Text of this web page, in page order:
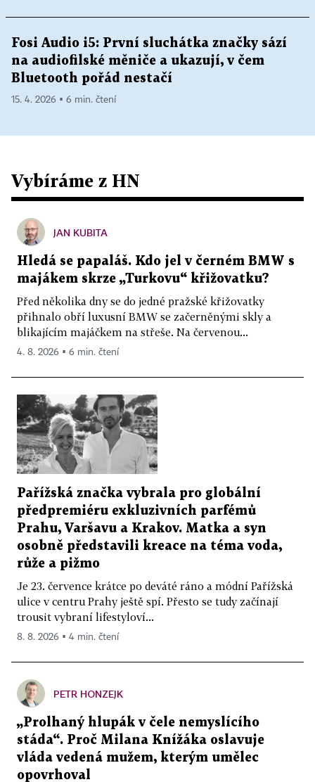
Fosi Audio i5: První sluchátka značky sází
na audiofilské měniče a ukazují, v čem
Bluetooth pořád nestačí
15. 4. 2026 ▪ 6 min. čtení
Vybíráme z HN
JAN KUBITA
Hledá se papaláš. Kdo jel v černém BMW s
majákem skrze „Turkovu“ křižovatku?
Před několika dny se do jedné pražské křižovatky
přihnalo obří luxusní BMW se začerněnými skly a
blikajícím majáčkem na střeše. Na červenou...
4. 8. 2026 ▪ 6 min. čtení
Pařížská značka vybrala pro globální
předpremiéru exkluzivních parfémů
Prahu, Varšavu a Krakov. Matka a syn
osobně představili kreace na téma voda,
růže a pižmo
Je 23. července krátce po deváté ráno a módní Pařížská
ulice v centru Prahy ještě spí. Přesto se tudy začínají
trousit vybraní lifestyloví...
8. 8. 2026 ▪ 4 min. čtení
PETR HONZEJK
„Prolhaný hlupák v čele nemyslícího
stáda“. Proč Milana Knížáka oslavuje
vláda vedená mužem, kterým umělec
opovrhoval